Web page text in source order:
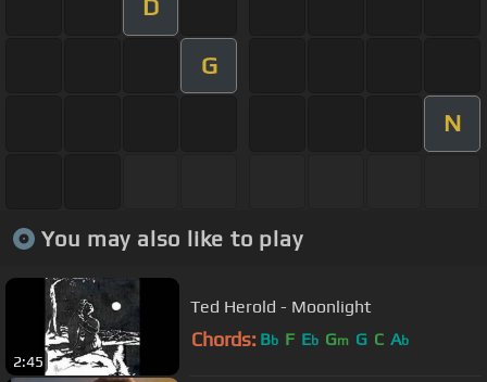
D
G
N
You may also like to play
2:45
Ted Herold - Moonlight
Chords: Bb F Eb Gm G C Ab